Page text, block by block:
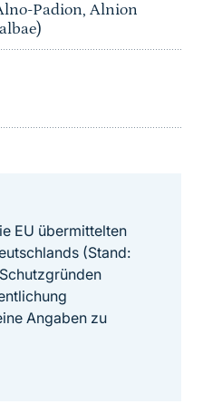
Padion, Alnion
EU übermittelten
(Stand:
Angaben zu